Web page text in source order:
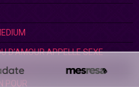
D’AMOUR APPELLE SEXE
POUR